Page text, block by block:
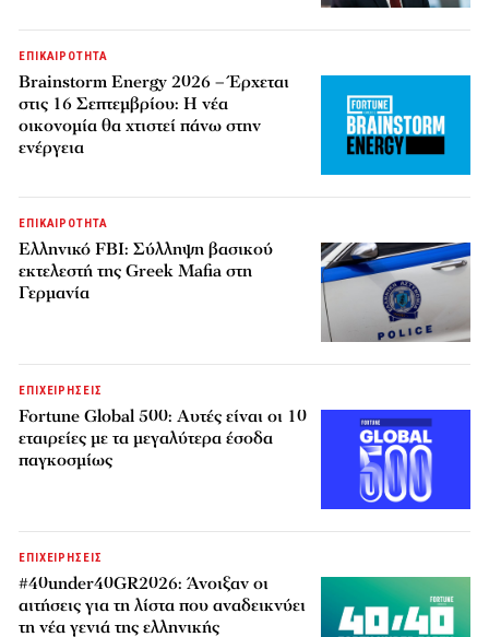
ΕΠΙΚΑΙΡΟΤΗΤΑ
Brainstorm Energy 2026 – Έρχεται
στις 16 Σεπτεμβρίου: Η νέα
οικονομία θα χτιστεί πάνω στην
ενέργεια
ΕΠΙΚΑΙΡΟΤΗΤΑ
Ελληνικό FBI: Σύλληψη βασικού
εκτελεστή της Greek Mafia στη
Γερμανία
ΕΠΙΧΕΙΡΗΣΕΙΣ
Fortune Global 500: Αυτές είναι οι 10
εταιρείες με τα μεγαλύτερα έσοδα
παγκοσμίως
ΕΠΙΧΕΙΡΗΣΕΙΣ
#40under40GR2026: Άνοιξαν οι
αιτήσεις για τη λίστα που αναδεικνύει
τη νέα γενιά της ελληνικής